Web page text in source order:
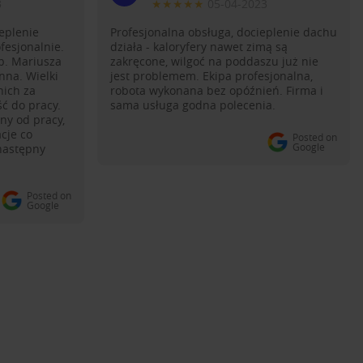
Mariusza
Wielki
za
do pracy.
od pracy,
co
Posted on
Google
★★★★★
Profesjonalna obsługa, docieplenie dachu
działa - kaloryfery nawet zimą są
zakręcone, wilgoć na poddaszu już nie
jest problemem. Ekipa profesjonalna,
robota wykonana bez opóźnień. Firma i
sama usługa godna polecenia.
Posted on
Google